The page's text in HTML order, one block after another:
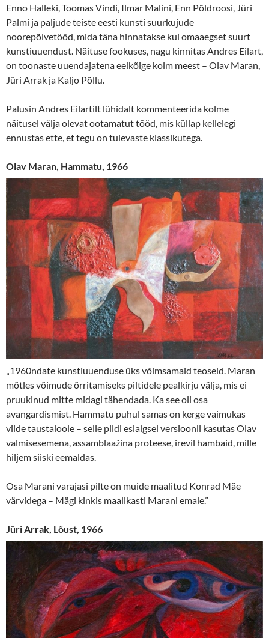
Enno Halleki, Toomas Vindi, Ilmar Malini, Enn Põldroosi, Jüri
Palmi ja paljude teiste eesti kunsti suurkujude
noorepõlvetööd, mida täna hinnatakse kui omaaegset suurt
kunstiuuendust. Näituse fookuses, nagu kinnitas Andres Eilart,
on toonaste uuendajatena eelkõige kolm meest – Olav Maran,
Jüri Arrak ja Kaljo Põllu.
Palusin Andres Eilartilt lühidalt kommenteerida kolme
näitusel välja olevat ootamatut tööd, mis küllap kellelegi
ennustas ette, et tegu on tulevaste klassikutega.
Olav Maran, Hammatu, 1966
„1960ndate kunstiuuenduse üks võimsamaid teoseid. Maran
mõtles võimude õrritamiseks piltidele pealkirju välja, mis ei
pruukinud mitte midagi tähendada. Ka see oli osa
avangardismist. Hammatu puhul samas on kerge vaimukas
viide taustaloole – selle pildi esialgsel versioonil kasutas Olav
valmisesemena, assamblaažina proteese, irevil hambaid, mille
hiljem siiski eemaldas.
Osa Marani varajasi pilte on muide maalitud Konrad Mäe
värvidega – Mägi kinkis maalikasti Marani emale.”
Jüri Arrak, Lõust, 1966